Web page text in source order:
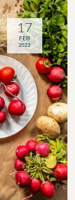
17
FEB
2022